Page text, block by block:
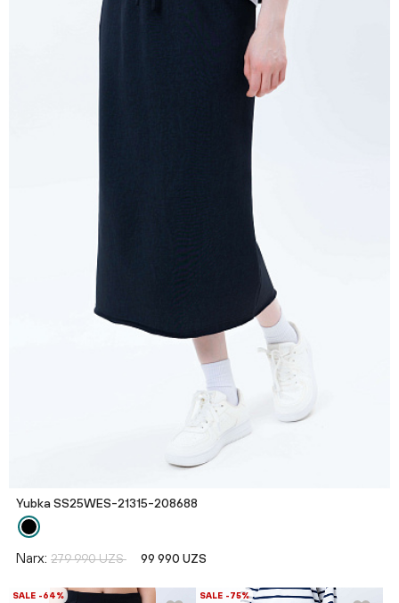
Yubka SS25WES-21315-208688
Narx: 279 990 UZS 99 990 UZS
SALE -64% SALE -75%